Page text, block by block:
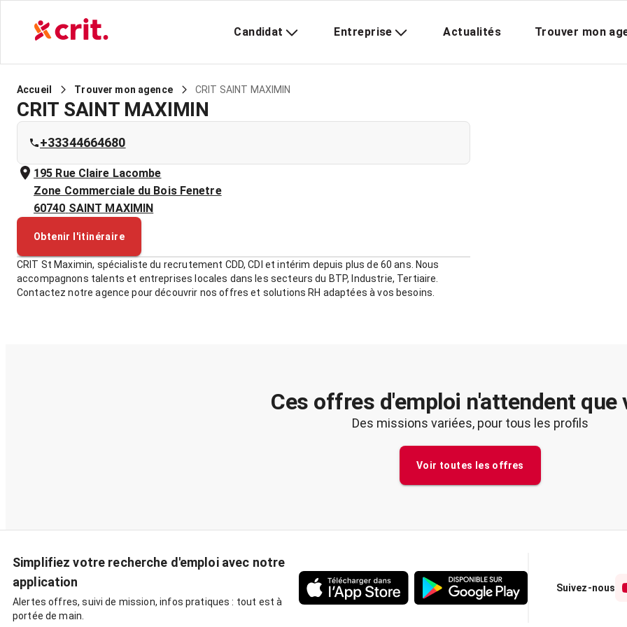
Candidat Entreprise Actualités Trouver mon
Accueil Trouver mon agence CRIT SAINT MAXIMIN
CRIT SAINT MAXIMIN
+33344664680
195 Rue Claire Lacombe
Zone Commerciale du Bois Fenetre
60740 SAINT MAXIMIN
Obtenir l'itinéraire
CRIT St Maximin, spécialiste du recrutement CDD, CDI et intérim depuis plus de 60 ans. Nous
accompagnons talents et entreprises locales dans les secteurs du BTP, Industrie, Tertiaire.
Contactez notre agence pour découvrir nos offres et solutions RH adaptées à vos besoins.
Ces offres d'emploi n'attendent que
Des missions variées, pour tous les profils
Voir toutes les offres
Simplifiez votre recherche d'emploi avec notre
application
Alertes offres, suivi de mission, infos pratiques : tout est à
portée de main.
Suivez-nous